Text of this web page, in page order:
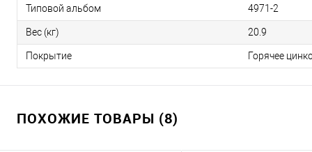
Типовой альбом 4971-2
Вес (кг) 20.9
Покрытие Горячее
ПОХОЖИЕ ТОВАРЫ (8)